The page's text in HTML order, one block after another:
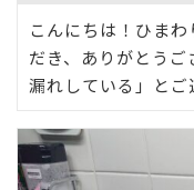
こんにちは！ひま
だき、ありがとう
漏れしている」と